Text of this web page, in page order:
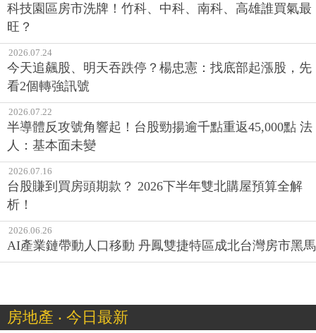
科技園區房市洗牌！竹科、中科、南科、高雄誰買氣最
旺？
2026.07.24
今天追飆股、明天吞跌停？楊忠憲：找底部起漲股，先
看2個轉強訊號
2026.07.22
半導體反攻號角響起！台股勁揚逾千點重返45,000點 法
人：基本面未變
2026.07.16
台股賺到買房頭期款？ 2026下半年雙北購屋預算全解
析！
2026.06.26
AI產業鏈帶動人口移動 丹鳳雙捷特區成北台灣房市黑馬
房地產 ‧ 今日最新